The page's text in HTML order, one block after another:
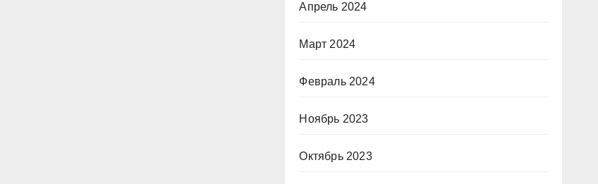
Апрель 2024
Март 2024
Февраль 2024
Ноябрь 2023
Октябрь 2023